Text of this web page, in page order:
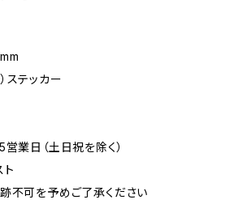
ステッカー
営業日（土日祝を除く）
ト
跡不可を予めご了承ください